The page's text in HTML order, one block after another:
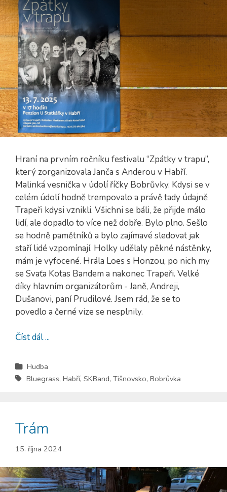
Hraní na prvním ročníku festivalu “Zpátky v trapu”,
který zorganizovala Janča s Anderou v Habří.
Malinká vesnička v údolí říčky Bobrůvky. Kdysi se v
celém údolí hodně trempovalo a právě tady údajně
Trapeři kdysi vznikli. Všichni se báli, že přijde málo
lidí, ale dopadlo to více než dobře. Bylo plno. Sešlo
se hodně pamětníků a bylo zajímavé sledovat jak
staří lidé vzpomínají. Holky udělaly pěkné nástěnky,
mám je vyfocené. Hrála Loes s Honzou, po nich my
se Svaťa Kotas Bandem a nakonec Trapeři. Velké
díky hlavním organizátorům - Janě, Andreji,
Dušanovi, paní Prudilové. Jsem rád, že se to
povedlo a černé vize se nesplnily.
Číst dál ...
Hudba
Bluegrass, Habří, SKBand, Tišnovsko, Bobrůvka
Trám
15. října 2024